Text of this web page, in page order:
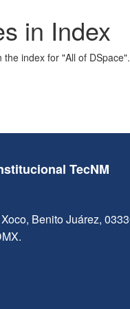
in Index
index for "All of DSpace".
TecNM
Benito Juárez,